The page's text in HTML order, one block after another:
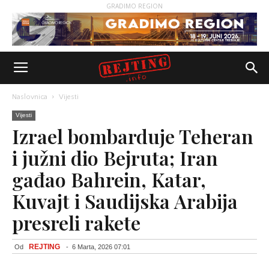
GRADIMO REGION
Naslovnica Vijesti
Vijesti
Izrael bombarduje Teheran
i južni dio Bejruta; Iran
gađao Bahrein, Katar,
Kuvajt i Saudijska Arabija
presreli rakete
Od REJTING - 6 Marta, 2026 07:01